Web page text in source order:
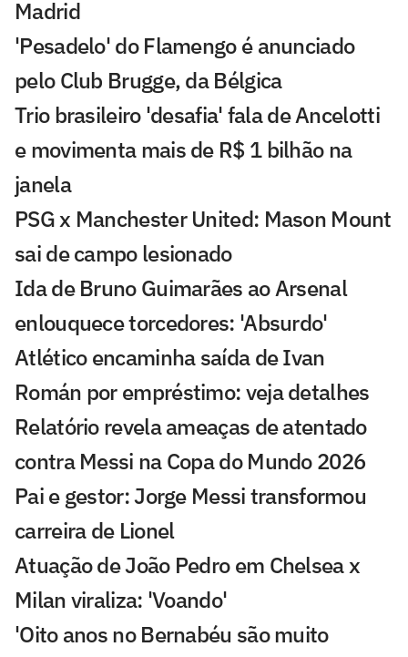
Madrid
'Pesadelo' do Flamengo é anunciado
pelo Club Brugge, da Bélgica
Trio brasileiro 'desafia' fala de Ancelotti
e movimenta mais de R$ 1 bilhão na
janela
PSG x Manchester United: Mason Mount
sai de campo lesionado
Ida de Bruno Guimarães ao Arsenal
enlouquece torcedores: 'Absurdo'
Atlético encaminha saída de Ivan
Román por empréstimo: veja detalhes
Relatório revela ameaças de atentado
contra Messi na Copa do Mundo 2026
Pai e gestor: Jorge Messi transformou
carreira de Lionel
Atuação de João Pedro em Chelsea x
Milan viraliza: 'Voando'
'Oito anos no Bernabéu são muito